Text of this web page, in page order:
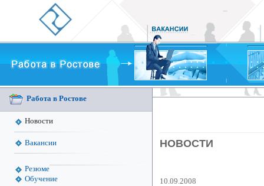
Работа в Ростове
Новости
Вакансии
Резюме
Обучение
НОВОСТИ
10.09.2008